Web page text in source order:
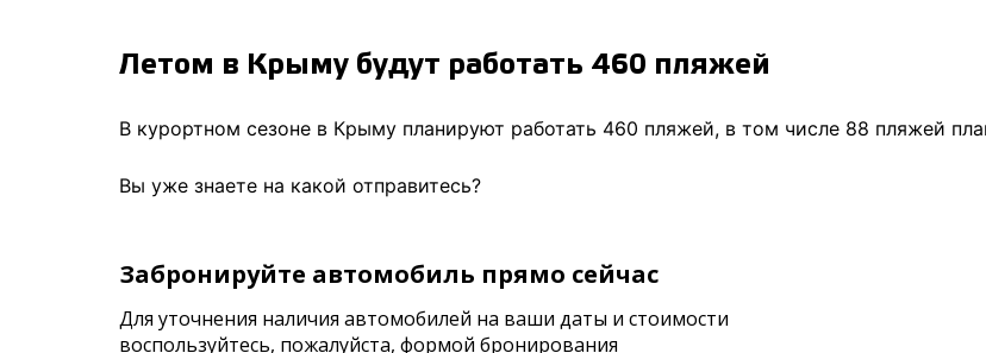
Летом в Крыму будут работать 460 пляжей
В курортном сезоне в Крыму планируют работать 460 пляжей, в том числе 88 пляжей
Вы уже знаете на какой отправитесь?
Забронируйте автомобиль прямо сейчас
Для уточнения наличия автомобилей на ваши даты и стоимости
воспользуйтесь, пожалуйста, формой бронирования